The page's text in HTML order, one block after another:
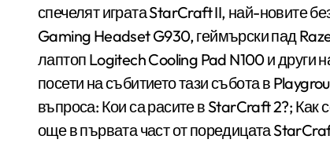
спечелят играта StarCraft II, най-новите
Gaming Headset G930, геймърски пад
лаптоп Logitech Cooling Pad N100 и други
посети на събитието тази събота в
въпроса: Кои са расите в StarCraft 2?; Как
още в първата част от поредицата